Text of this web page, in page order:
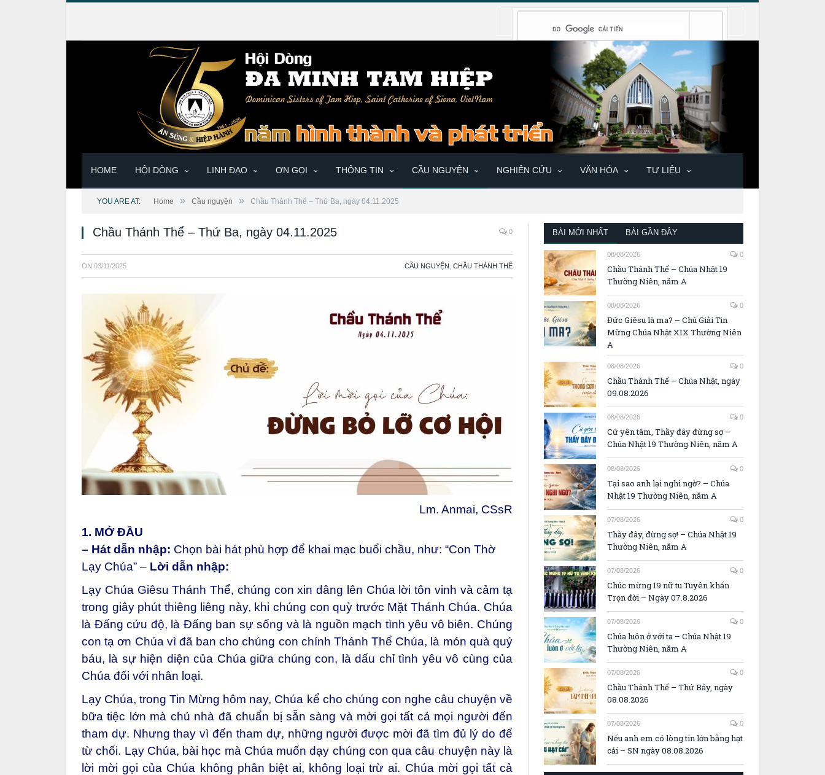
HOME HỘI DÒNG LINH ĐẠO ƠN GỌI THÔNG TIN CẦU NGUYỆN NGHIÊN CỨU VĂN HÓA TƯ LIỆU
YOU ARE AT: Home » Cầu nguyện » Chầu Thánh Thể – Thứ Ba, ngày 04.11.2025
Chầu Thánh Thể – Thứ Ba, ngày 04.11.2025 0
ON 03/11/2025 CẦU NGUYỆN CHẦU THÁNH THỂ
Lm. Anmai, CSsR
1. MỞ ĐẦU
– Hát dẫn nhập: Chọn bài hát phù hợp để khai mạc buổi chầu, như: “Con Thờ
Lạy Chúa” – Lời dẫn nhập:
Lạy Chúa Giêsu Thánh Thể, chúng con xin dâng lên Chúa lời tôn vinh và cảm tạ
trong giây phút thiêng liêng này, khi chúng con quỳ trước Mặt Thánh Chúa. Chúa
là Đấng cứu độ, là Đấng ban sự sống và là nguồn mạch tình yêu vô biên. Chúng
con tạ ơn Chúa vì đã ban cho chúng con chính Thánh Thể Chúa, là món quà quý
báu, là sự hiện diện của Chúa giữa chúng con, là dấu chỉ tình yêu vô cùng của
Chúa đối với nhân loại.
Lạy Chúa, trong Tin Mừng hôm nay, Chúa kể cho chúng con nghe câu chuyện về
bữa tiệc lớn mà chủ nhà đã chuẩn bị sẵn sàng và mời gọi tất cả mọi người đến
tham dự. Nhưng thay vì đến tham dự, những người được mời đã tìm đủ lý do để
từ chối. Lạy Chúa, bài học mà Chúa muốn dạy chúng con qua câu chuyện này là
lời mời gọi của Chúa không phân biệt ai, không loại trừ ai. Chúa mời gọi tất cả
BÀI MỚI NHẤT BÀI GẦN ĐÂY
08/08/2026 0
Chầu Thánh Thể – Chúa Nhật 19
Thường Niên, năm A
08/08/2026 0
Đức Giêsu là ma? – Chú Giải Tin
Mừng Chúa Nhật XIX Thường Niên
A
08/08/2026 0
Chầu Thánh Thể – Chúa Nhật, ngày
09.08.2026
08/08/2026 0
Cứ yên tâm, Thầy đây đừng sợ –
Chúa Nhật 19 Thường Niên, năm A
08/08/2026 0
Tại sao anh lại nghi ngờ? – Chúa
Nhật 19 Thường Niên, năm A
07/08/2026 0
Thầy đây, đừng sợ! – Chúa Nhật 19
Thường Niên, năm A
07/08/2026 0
Chúc mừng 19 nữ tu Tuyên khấn
Trọn đời – Ngày 07.8.2026
07/08/2026 0
Chúa luôn ở với ta – Chúa Nhật 19
Thường Niên, năm A
07/08/2026 0
Chầu Thánh Thể – Thứ Bảy, ngày
08.08.2026
07/08/2026 0
Nếu anh em có lòng tin lớn bằng hạt
cải – SN ngày 08.08.2026